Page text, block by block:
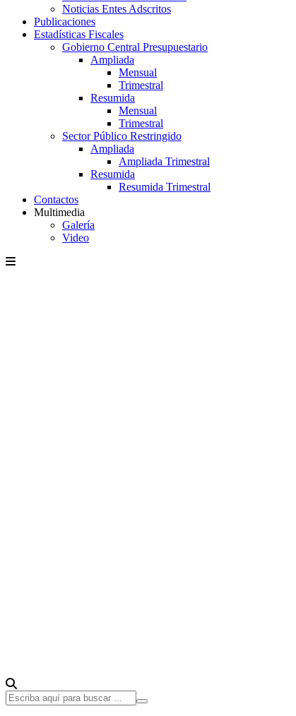
Noticias Entes Adscritos
Publicaciones
Estadísticas Fiscales
Gobierno Central Presupuestario
Ampliada
Mensual
Trimestral
Resumida
Mensual
Trimestral
Sector Público Restringido
Ampliada
Ampliada Trimestral
Resumida
Resumida Trimestral
Contactos
Multimedia
Galería
Video